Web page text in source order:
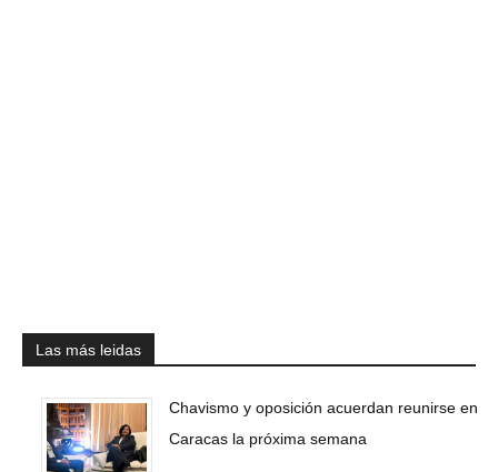
Las más leidas
Chavismo y oposición acuerdan reunirse en
Caracas la próxima semana